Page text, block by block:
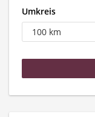
Umkreis